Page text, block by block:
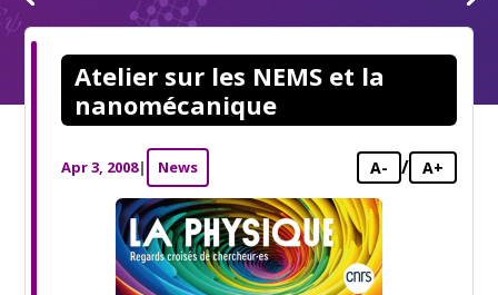
Atelier sur les NEMS et la
nanomécanique
Apr 3, 2008| News A- / A+